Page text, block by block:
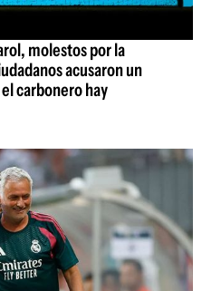
molestos por la
acusaron un
carbonero hay